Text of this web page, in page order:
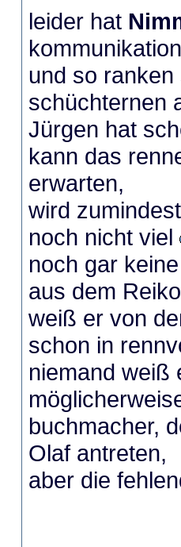
leider hat
und so
schüchternen
Jürgen hat
kann das
erwarten,
wird
noch nicht viel
noch gar
aus dem
weiß er von
schon in
niemand weiß
buchmacher,
Olaf antreten,
aber die